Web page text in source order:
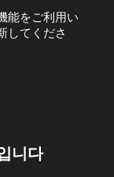
能をご利用い
してくださ
니다